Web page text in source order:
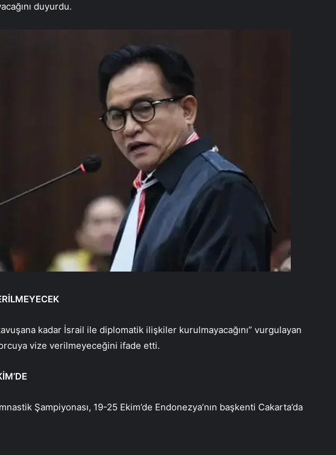
duyurdu.
kadar İsrail ile diplomatik ilişkiler kurulmayacağını” vurgulayan
vize verilmeyeceğini ifade etti.
Şampiyonası, 19-25 Ekim’de Endonezya’nın başkenti Cakarta’da